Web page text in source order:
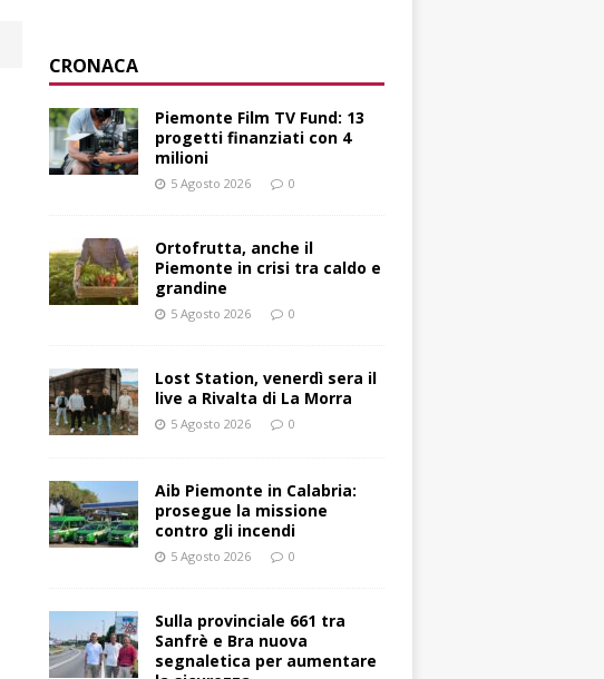
CRONACA
Piemonte Film TV Fund: 13
progetti finanziati con 4
milioni
5 Agosto 2026 0
Ortofrutta, anche il
Piemonte in crisi tra caldo e
grandine
5 Agosto 2026 0
Lost Station, venerdì sera il
live a Rivalta di La Morra
5 Agosto 2026 0
Aib Piemonte in Calabria:
prosegue la missione
contro gli incendi
5 Agosto 2026 0
Sulla provinciale 661 tra
Sanfrè e Bra nuova
segnaletica per aumentare